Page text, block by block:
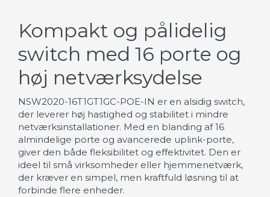
Kompakt og pålidelig
switch med 16 porte og
høj netværksydelse
NSW2020-16T1GT1GC-POE-IN er en alsidig switch,
der leverer høj hastighed og stabilitet i mindre
netværksinstallationer. Med en blanding af 16
almindelige porte og avancerede uplink-porte,
giver den både fleksibilitet og effektivitet. Den er
ideel til små virksomheder eller hjemmenetværk,
der kræver en simpel, men kraftfuld løsning til at
forbinde flere enheder.